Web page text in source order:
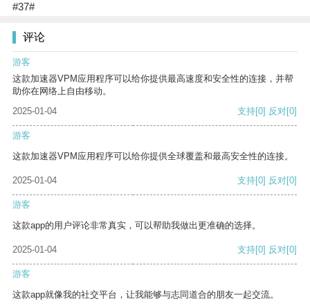
#37#
评论
游客
这款加速器VPM应用程序可以给你提供最高速度和安全性的连接，并帮
助你在网络上自由移动。
2025-01-04
支持[0] 反对[0]
游客
这款加速器VPM应用程序可以给你提供全球覆盖和最高安全性的连接。
2025-01-04 支持[0] 反对[0]
游客
这款app的用户评论非常真实，可以帮助我做出更准确的选择。
2025-01-04 支持[0] 反对[0]
游客
这款app就像我的社交平台，让我能够与志同道合的朋友一起交流。